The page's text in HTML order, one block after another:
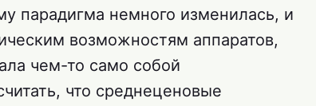
парадигма немного изменилась, и
возможностям аппаратов,
чем-то само собой
что среднеценовые